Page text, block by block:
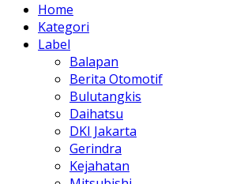
Home
Kategori
Label
Balapan
Berita Otomotif
Bulutangkis
Daihatsu
DKI Jakarta
Gerindra
Kejahatan